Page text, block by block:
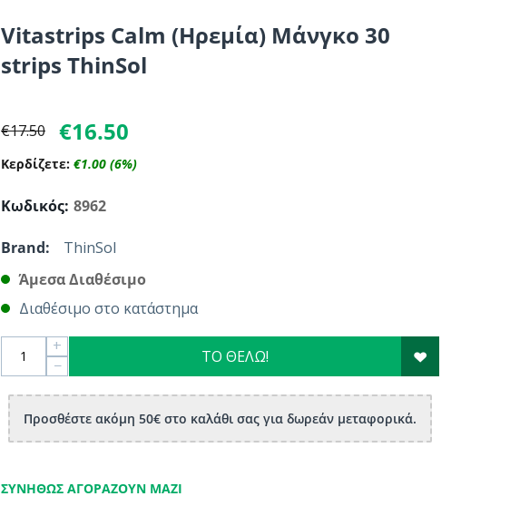
Vitastrips Calm (Ηρεμία) Μάνγκο 30
strips ThinSol
Brand: ThinSol
€17.50 €16.50
Κερδίζετε: €1.00 (6%)
Κωδικός: 8962
Άμεσα Διαθέσιμο
Διαθέσιμο στο κατάστημα
+
−
ΤΟ ΘΕΛΩ!
ΣΥΝΉΘΩΣ ΑΓΟΡΆΖΟΥΝ ΜΑΖΊ
Προσθέστε ακόμη 50€ στο καλάθι σας για δωρεάν μεταφορικά.